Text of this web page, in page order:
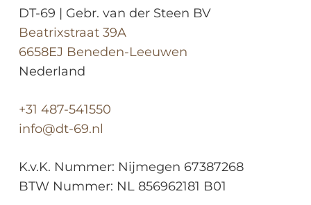
DT-69 | Gebr. van der Steen BV
Beatrixstraat 39A
6658EJ Beneden-Leeuwen
Nederland
+31 487-541550
info@dt-69.nl
K.v.K. Nummer: Nijmegen 67387268
BTW Nummer: NL 856962181 B01